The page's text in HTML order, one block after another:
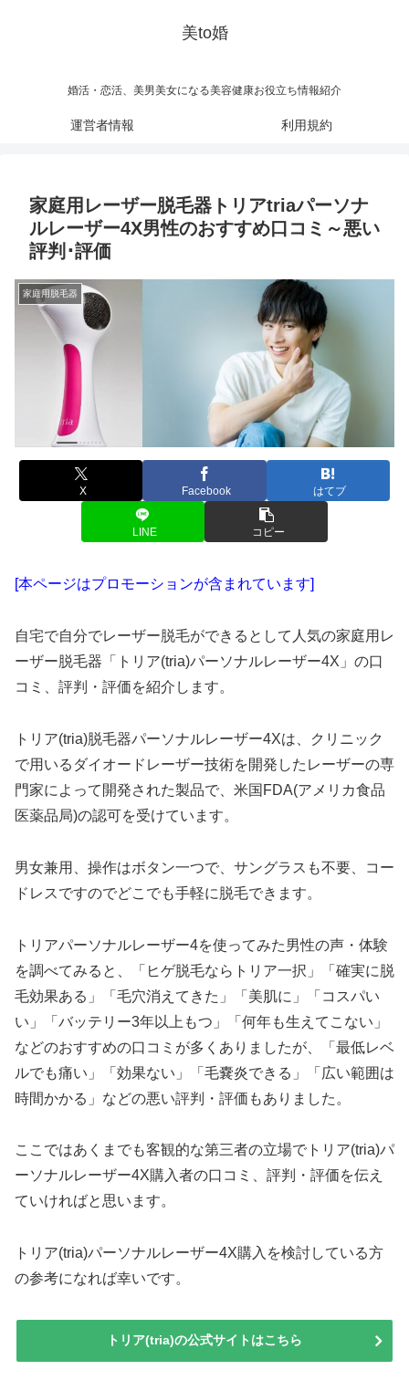
美to婚
婚活・恋活、美男美女になる美容健康お役立ち情報紹介
運営者情報 利用規約
家庭用レーザー脱毛器トリアtriaパーソナ
ルレーザー4X男性のおすすめ口コミ～悪い
評判･評価
家庭用脱毛器
X Facebook はてブ
LINE コピー
[本ページはプロモーションが含まれています]
自宅で自分でレーザー脱毛ができるとして人気の家庭用レ
ーザー脱毛器「トリア(tria)パーソナルレーザー4X」の口
コミ、評判・評価を紹介します。
トリア(tria)脱毛器パーソナルレーザー4Xは、クリニック
で用いるダイオードレーザー技術を開発したレーザーの専
門家によって開発された製品で、米国FDA(アメリカ食品
医薬品局)の認可を受けています。
男女兼用、操作はボタン一つで、サングラスも不要、コー
ドレスですのでどこでも手軽に脱毛できます。
トリアパーソナルレーザー4を使ってみた男性の声・体験
を調べてみると、「ヒゲ脱毛ならトリア一択」「確実に脱
毛効果ある」「毛穴消えてきた」「美肌に」「コスパい
い」「バッテリー3年以上もつ」「何年も生えてこない」
などのおすすめの口コミが多くありましたが、「最低レベ
ルでも痛い」「効果ない」「毛嚢炎できる」「広い範囲は
時間かかる」などの悪い評判・評価もありました。
ここではあくまでも客観的な第三者の立場でトリア(tria)パ
ーソナルレーザー4X購入者の口コミ、評判・評価を伝え
ていければと思います。
トリア(tria)パーソナルレーザー4X購入を検討している方
の参考になれば幸いです。
トリア(tria)の公式サイトはこちら